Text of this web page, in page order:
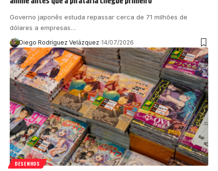
Governo japonês estuda repassar cerca de 71 milhões de
dólares a empresas…
Diego Rodríguez Velázquez 14/07/2026
DESENHOS